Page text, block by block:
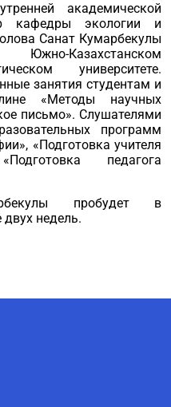
академической
кафедры экологии и
Санат Кумарбекулы
Казахстанском
университете.
занятия студентам и
«Методы научных
письмо». Слушателями
программ
«Подготовка учителя
педагога
пробудет в
недель.